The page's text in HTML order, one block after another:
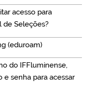
acesso para
de Seleções?
(eduroam)
do IFFluminense,
e senha para acessar